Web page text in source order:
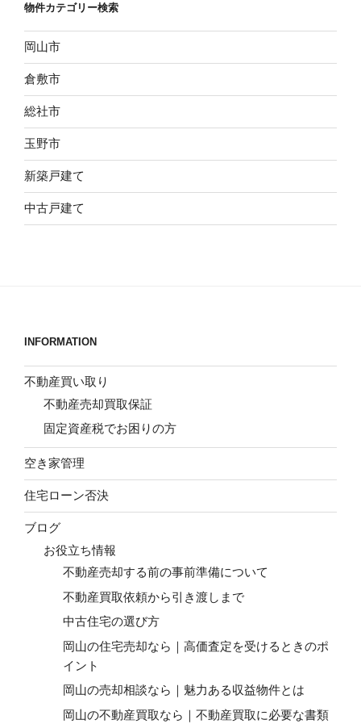
物件カテゴリー検索
岡山市
倉敷市
総社市
玉野市
新築戸建て
中古戸建て
INFORMATION
不動産買い取り
不動産売却買取保証
固定資産税でお困りの方
空き家管理
住宅ローン否決
ブログ
お役立ち情報
不動産売却する前の事前準備について
不動産買取依頼から引き渡しまで
中古住宅の選び方
岡山の住宅売却なら｜高価査定を受けるときのポ
イント
岡山の売却相談なら｜魅力ある収益物件とは
岡山の不動産買取なら｜不動産買取に必要な書類